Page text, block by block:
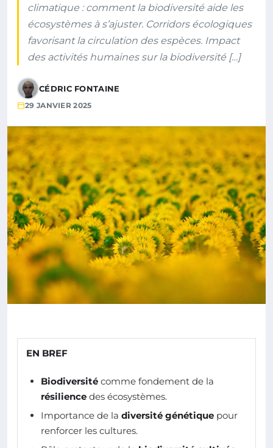
climatique : comment la biodiversité aide les
écosystèmes à s’ajuster. Corridors écologiques
favorisant la circulation des espèces. Impact
des activités humaines sur la biodiversité […]
CÉDRIC FONTAINE
29 JANVIER 2025
EN BREF
Biodiversité comme fondement de la
résilience des écosystèmes.
Importance de la diversité génétique pour
renforcer les cultures.